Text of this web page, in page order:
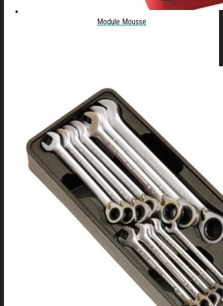
Module Mousse